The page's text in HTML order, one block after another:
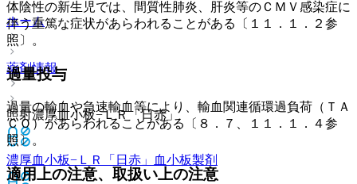
ホーム
薬剤情報
照射濃厚血小板−ＬＲ「日赤」
濃厚血小板−ＬＲ「日赤」 血小板製剤
体陰性の新生児では、間質性肺炎、肝炎等のＣＭＶ感染症に
伴う重篤な症状があらわれることがある〔１１．１．２参
照〕。
過量投与
過量の輸血や急速輸血等により、輸血関連循環過負荷（ＴＡ
ＣＯ）があらわれることがある〔８．７、１１．１．４参
照〕。
適用上の注意、取扱い上の注意